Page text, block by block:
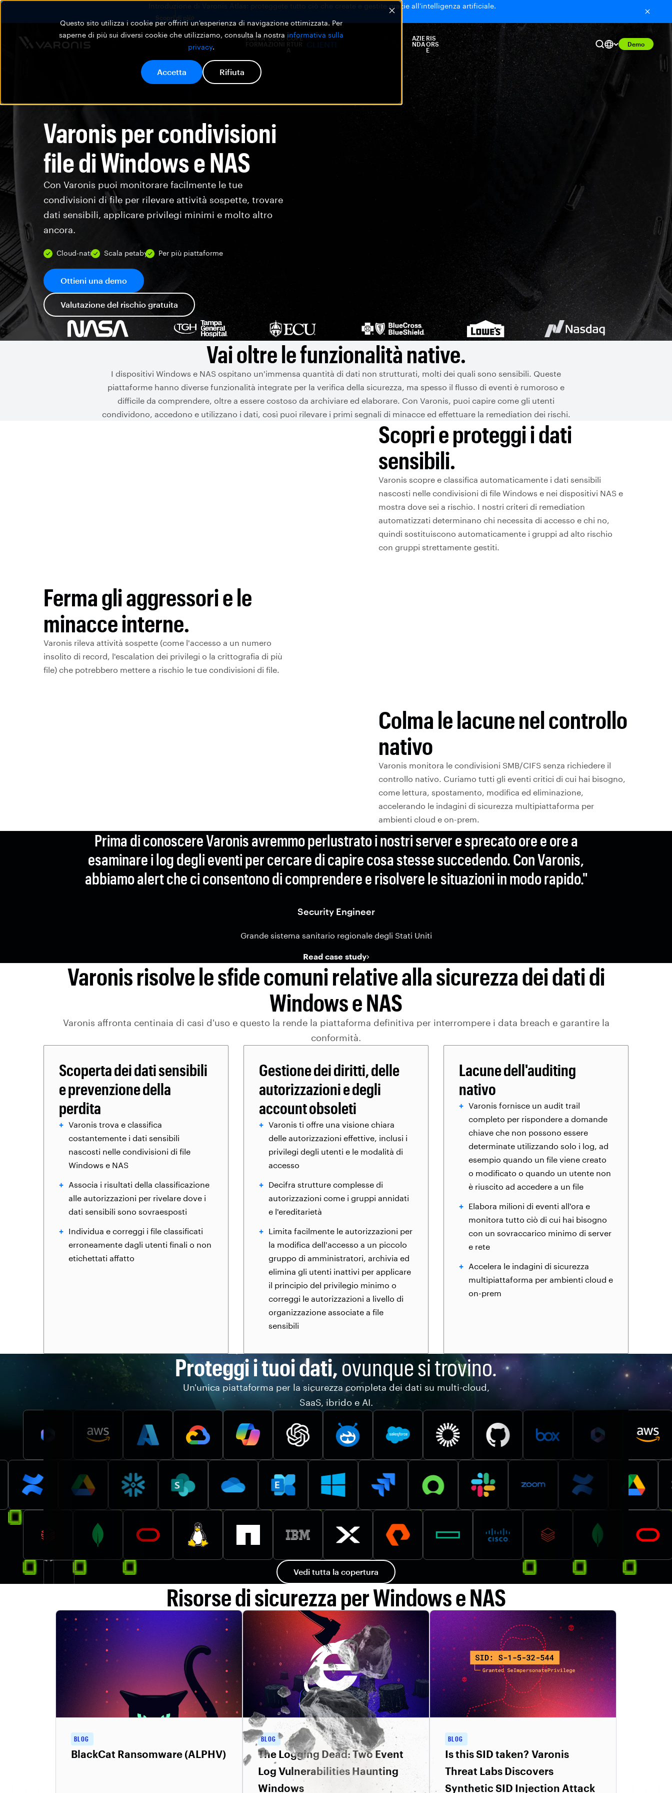
Questo sito utilizza i cookie per offrirti un'esperienza di navigazione ottimizzata. Per
saperne di più sui diversi cookie che utilizziamo, consulta la nostra informativa sulla
privacy.
Accetta Rifiuta
Introduzione di Varonis Atlas: proteggete tutto ciò che create e gestite grazie all'intelligenza artificiale.
Scopri di più
PIATTA
FORMA
SOLU
ZIONI
COPE
RTUR
A
CLIENTI
AZIE
NDA
RIS
ORS
E
Demo
Varonis per condivisioni
file di Windows e NAS
Con Varonis puoi monitorare facilmente le tue
condivisioni di file per rilevare attività sospette, trovare
dati sensibili, applicare privilegi minimi e molto altro
ancora.
Cloud-native Scala petabyte Per più piattaforme
Ottieni una demo
Valutazione del rischio gratuita
Vai oltre le funzionalità native.
I dispositivi Windows e NAS ospitano un'immensa quantità di dati non strutturati, molti dei quali sono sensibili. Queste
piattaforme hanno diverse funzionalità integrate per la verifica della sicurezza, ma spesso il flusso di eventi è rumoroso e
difficile da comprendere, oltre a essere costoso da archiviare ed elaborare. Con Varonis, puoi capire come gli utenti
condividono, accedono e utilizzano i dati, così puoi rilevare i primi segnali di minacce ed effettuare la remediation dei rischi.
Scopri e proteggi i dati
sensibili.
Varonis scopre e classifica automaticamente i dati sensibili
nascosti nelle condivisioni di file Windows e nei dispositivi NAS e
mostra dove sei a rischio. I nostri criteri di remediation
automatizzati determinano chi necessita di accesso e chi no,
quindi sostituiscono automaticamente i gruppi ad alto rischio
con gruppi strettamente gestiti.
Ferma gli aggressori e le
minacce interne.
Varonis rileva attività sospette (come l'accesso a un numero
insolito di record, l'escalation dei privilegi o la crittografia di più
file) che potrebbero mettere a rischio le tue condivisioni di file.
Colma le lacune nel controllo
nativo
Varonis monitora le condivisioni SMB/CIFS senza richiedere il
controllo nativo. Curiamo tutti gli eventi critici di cui hai bisogno,
come lettura, spostamento, modifica ed eliminazione,
accelerando le indagini di sicurezza multipiattaforma per
ambienti cloud e on-prem.
Prima di conoscere Varonis avremmo perlustrato i nostri server e sprecato ore e ore a
esaminare i log degli eventi per cercare di capire cosa stesse succedendo. Con Varonis,
abbiamo alert che ci consentono di comprendere e risolvere le situazioni in modo rapido."
Security Engineer
Grande sistema sanitario regionale degli Stati Uniti
Read case study
Varonis risolve le sfide comuni relative alla sicurezza dei dati di
Windows e NAS
Varonis affronta centinaia di casi d'uso e questo la rende la piattaforma definitiva per interrompere i data breach e garantire la
conformità.
Scoperta dei dati sensibili
e prevenzione della
perdita
Varonis trova e classifica
costantemente i dati sensibili
nascosti nelle condivisioni di file
Windows e NAS
Associa i risultati della classificazione
alle autorizzazioni per rivelare dove i
dati sensibili sono sovraesposti
Individua e correggi i file classificati
erroneamente dagli utenti finali o non
etichettati affatto
Gestione dei diritti, delle
autorizzazioni e degli
account obsoleti
Varonis ti offre una visione chiara
delle autorizzazioni effettive, inclusi i
privilegi degli utenti e le modalità di
accesso
Decifra strutture complesse di
autorizzazioni come i gruppi annidati
e l'ereditarietà
Limita facilmente le autorizzazioni per
la modifica dell'accesso a un piccolo
gruppo di amministratori, archivia ed
elimina gli utenti inattivi per applicare
il principio del privilegio minimo o
correggi le autorizzazioni a livello di
organizzazione associate a file
sensibili
Lacune dell'auditing
nativo
Varonis fornisce un audit trail
completo per rispondere a domande
chiave che non possono essere
determinate utilizzando solo i log, ad
esempio quando un file viene creato
o modificato o quando un utente non
è riuscito ad accedere a un file
Elabora milioni di eventi all'ora e
monitora tutto ciò di cui hai bisogno
con un sovraccarico minimo di server
e rete
Accelera le indagini di sicurezza
multipiattaforma per ambienti cloud e
on-prem
Proteggi i tuoi dati,ovunque si trovino.
Un'unica piattaforma per la sicurezza completa dei dati su multi-cloud,
SaaS, ibrido e AI.
Vedi tutta la copertura
Risorse di sicurezza per Windows e NAS
BLOG
BlackCat Ransomware (ALPHV)
BLOG
The Logging Dead: Two Event
Log Vulnerabilities Haunting
Windows
BLOG
Is this SID taken? Varonis
Threat Labs Discovers
Synthetic SID Injection Attack